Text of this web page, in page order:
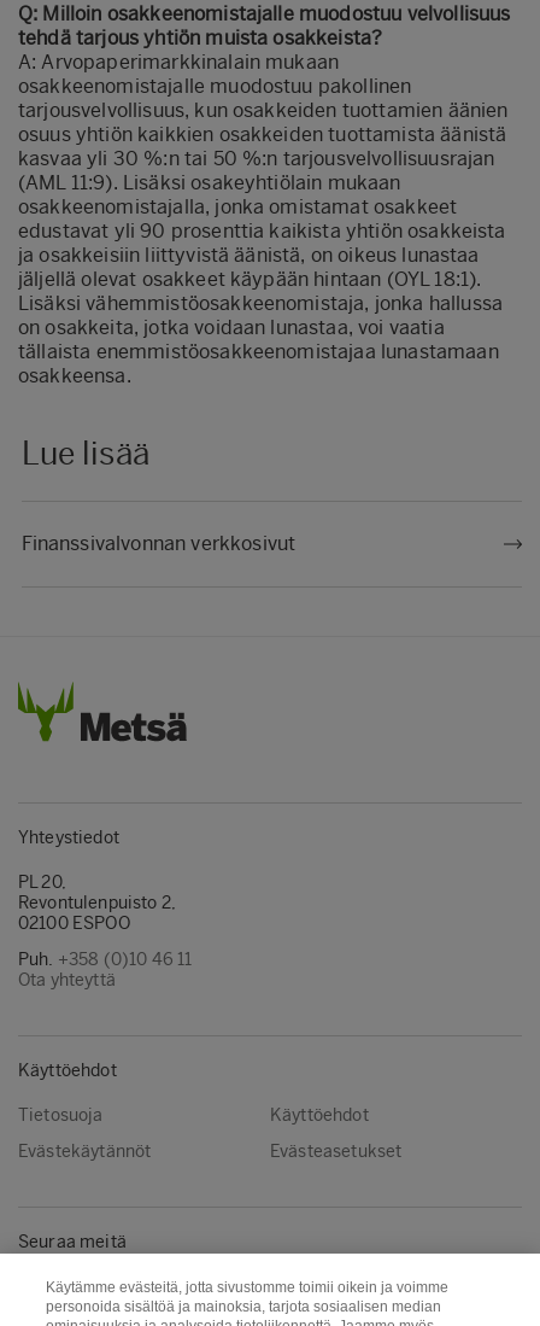
Q: Milloin osakkeenomistajalle muodostuu velvollisuus
tehdä tarjous yhtiön muista osakkeista?
A: Arvopaperimarkkinalain mukaan
osakkeenomistajalle muodostuu pakollinen
tarjousvelvollisuus, kun osakkeiden tuottamien äänien
osuus yhtiön kaikkien osakkeiden tuottamista äänistä
kasvaa yli 30 %:n tai 50 %:n tarjousvelvollisuusrajan
(AML 11:9). Lisäksi osakeyhtiölain mukaan
osakkeenomistajalla, jonka omistamat osakkeet
edustavat yli 90 prosenttia kaikista yhtiön osakkeista
ja osakkeisiin liittyvistä äänistä, on oikeus lunastaa
jäljellä olevat osakkeet käypään hintaan (OYL 18:1).
Lisäksi vähemmistöosakkeenomistaja, jonka hallussa
on osakkeita, jotka voidaan lunastaa, voi vaatia
tällaista enemmistöosakkeenomistajaa lunastamaan
osakkeensa.
Lue lisää
Finanssivalvonnan verkkosivut
Yhteystiedot
PL 20,
Revontulenpuisto 2,
02100 ESPOO
Puh. +358 (0)10 46 11
Ota yhteyttä
Käyttöehdot
Tietosuoja
Käyttöehdot
Evästekäytännöt
Evästeasetukset
Seuraa meitä
Instagram
LinkedIn
Käytämme evästeitä, jotta sivustomme toimii oikein ja voimme
personoida sisältöä ja mainoksia, tarjota sosiaalisen median